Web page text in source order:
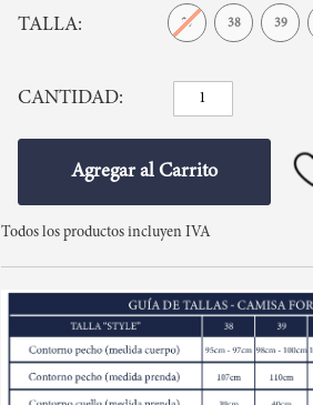
TALLA 37 38 39
CANTIDAD
Agregar al Carrito
Todos los productos incluyen IVA